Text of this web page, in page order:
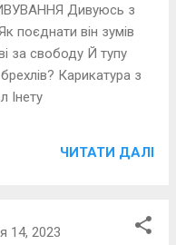
Дивуюсь з
поєднати він зумів
за свободу Й тупу
Карикатура з
Інету
ЧИТАТИ ДАЛІ
14, 2023